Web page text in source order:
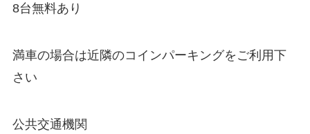
8台無料あり
満車の場合は近隣のコインパーキングをご利用下
さい
公共交通機関